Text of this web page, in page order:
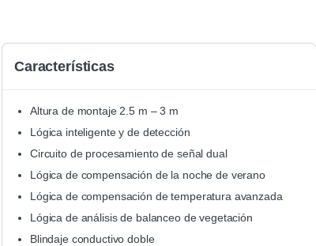
Características
Altura de montaje 2.5 m – 3 m
Lógica inteligente y de detección
Circuito de procesamiento de señal dual
Lógica de compensación de la noche de verano
Lógica de compensación de temperatura avanzada
Lógica de análisis de balanceo de vegetación
Blindaje conductivo doble